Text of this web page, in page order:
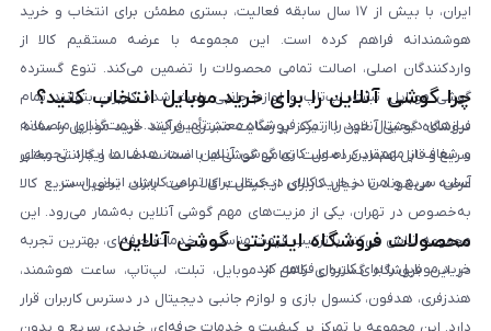
ایران، با بیش از ۱۷ سال سابقه فعالیت، بستری مطمئن برای انتخاب و خرید
هوشمندانه فراهم کرده است. این مجموعه با عرضه مستقیم کالا از
واردکنندگان اصلی، اصالت تمامی محصولات را تضمین می‌کند. تنوع گسترده
گوشی موبایل، تبلت، لپ‌تاپ و لوازم جانبی باعث شده کاربران بتوانند تمام
نیازهای دیجیتال خود را از یک فروشگاه معتبر تأمین کنند. قیمت‌گذاری منصفانه
و شفاف از مهم‌ترین اصول کاری گوشی آنلاین است. هدف ما ایجاد تجربه‌ای
آسان، سریع و امن در خرید کالای دیجیتال برای تمامی کاربران ایرانی است.
چرا گوشی آنلاین را برای خرید موبایل انتخاب کنید؟
فروشگاه گوشی آنلاین با تمرکز بر رضایت مشتری، فرآیند خرید موبایل را ساده،
سریع و قابل اعتماد کرده است. تمامی گوشی‌ها با ضمانت اصالت و گارانتی معتبر
عرضه می‌شوند تا خیال کاربران از کیفیت کالا راحت باشد. تحویل سریع کالا
به‌خصوص در تهران، یکی از مزیت‌های مهم گوشی آنلاین به‌شمار می‌رود. این
مجموعه تلاش می‌کند با ترکیب قیمت مناسب و خدمات حرفه‌ای، بهترین تجربه
خرید موبایل را برای کاربران فراهم کند.
محصولات فروشگاه اینترنتی گوشی آنلاین
در این فروشگاه گستره‌ای کامل از موبایل، تبلت، لپ‌تاپ، ساعت هوشمند،
هندزفری، هدفون، کنسول بازی و لوازم جانبی دیجیتال در دسترس کاربران قرار
دارد. این مجموعه با تمرکز بر کیفیت و خدمات حرفه‌ای، خریدی سریع و بدون